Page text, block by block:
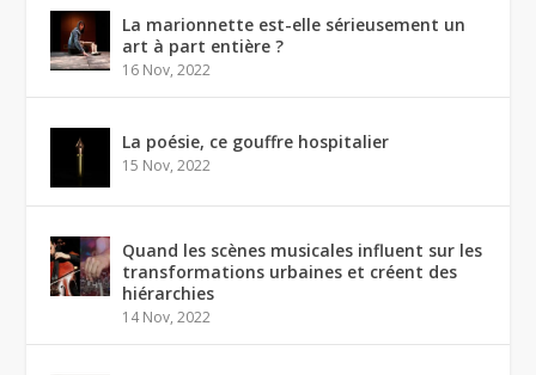
La marionnette est-elle sérieusement un
art à part entière ?
16 Nov, 2022
La poésie, ce gouffre hospitalier
15 Nov, 2022
Quand les scènes musicales influent sur les
transformations urbaines et créent des
hiérarchies
14 Nov, 2022